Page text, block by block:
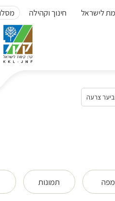
לישראל חינוך וקהילה
צרעה
מפה תמונות